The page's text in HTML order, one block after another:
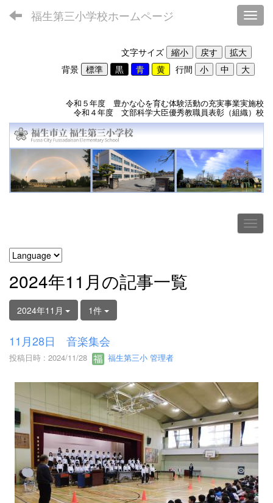
福生第三小学校ホームページ
文字サイズ
背景
行間
令和５年度 豊かな心を育む体験活動の充実事業実施校
令和４年度 文部科学大臣優秀教職員表彰（組織）校
2024年11月の記事一覧
2024年11月 1件
11月28日 音楽集会
投稿日時 : 2024/11/28 福生第三小 管理者